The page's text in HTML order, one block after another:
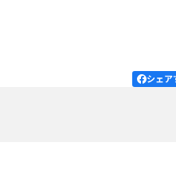
シェア